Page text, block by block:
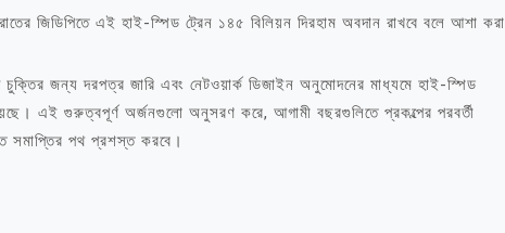
জিডিপিতে এই হাই-স্পিড ট্রেন ১৪৫ বিলিয়ন দিরহাম অবদান রাখবে বলে আশা করা
চুক্তির জন্য দরপত্র জারি এবং নেটওয়ার্ক ডিজাইন অনুমোদনের মাধ্যমে হাই-স্পিড
এই গুরুত্বপূর্ণ অর্জনগুলো অনুসরণ করে, আগামী বছরগুলিতে প্রকল্পের পরবর্তী
সমাপ্তির পথ প্রশস্ত করবে।